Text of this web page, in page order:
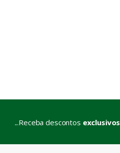
...Receba descontos exclusivos